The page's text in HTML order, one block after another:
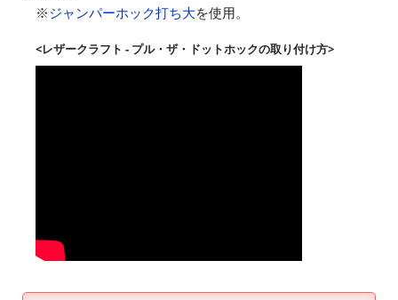
※ジャンパーホック打ち大を使用。
<レザークラフト - プル・ザ・ドットホックの取り付け方>